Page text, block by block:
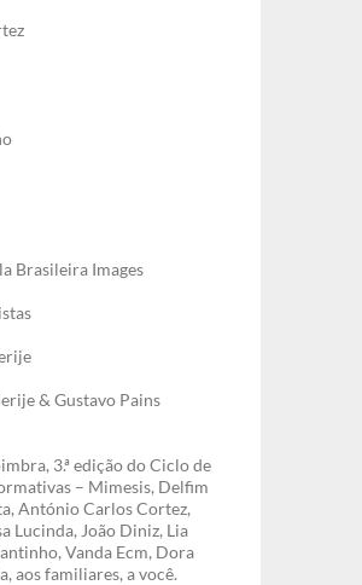
Brasileira Images
& Gustavo Pains
3.ª edição do Ciclo de
– Mimesis, Delfim
António Carlos Cortez,
Lucinda, João Diniz, Lia
Vanda Ecm, Dora
aos familiares, a você.